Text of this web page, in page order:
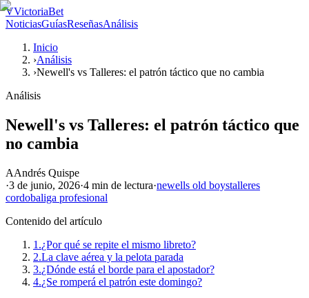
VVictoriaBet
NoticiasGuíasReseñasAnálisis
Inicio
›Análisis
›Newell's vs Talleres: el patrón táctico que no cambia
Análisis
Newell's vs Talleres: el patrón táctico que
no cambia
AAndrés Quispe
·3 de junio, 2026·4 min de lectura·newells old boystalleres
cordobaliga profesional
Contenido del artículo
1.¿Por qué se repite el mismo libreto?
2.La clave aérea y la pelota parada
3.¿Dónde está el borde para el apostador?
4.¿Se romperá el patrón este domingo?